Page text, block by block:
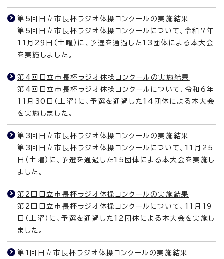
第5回日立市長杯ラジオ体操コンクールの実施結果
第5回日立市長杯ラジオ体操コンクールについて、令和7年
11月29日（土曜）に、予選を通過した13団体による本大会
を実施しました。
第4回日立市長杯ラジオ体操コンクールの実施結果
第4回日立市長杯ラジオ体操コンクールについて、令和6年
11月30日（土曜）に、予選を通過した14団体による本大会
を実施しました。
第3回日立市長杯ラジオ体操コンクールの実施結果
第3回日立市長杯ラジオ体操コンクールについて、11月25
日（土曜）に、予選を通過した15団体による本大会を実施し
ました。
第2回日立市長杯ラジオ体操コンクールの実施結果
第2回日立市長杯ラジオ体操コンクールについて、11月19
日（土曜）に、予選を通過した12団体による本大会を実施し
ました。
第1回日立市長杯ラジオ体操コンクールの実施結果